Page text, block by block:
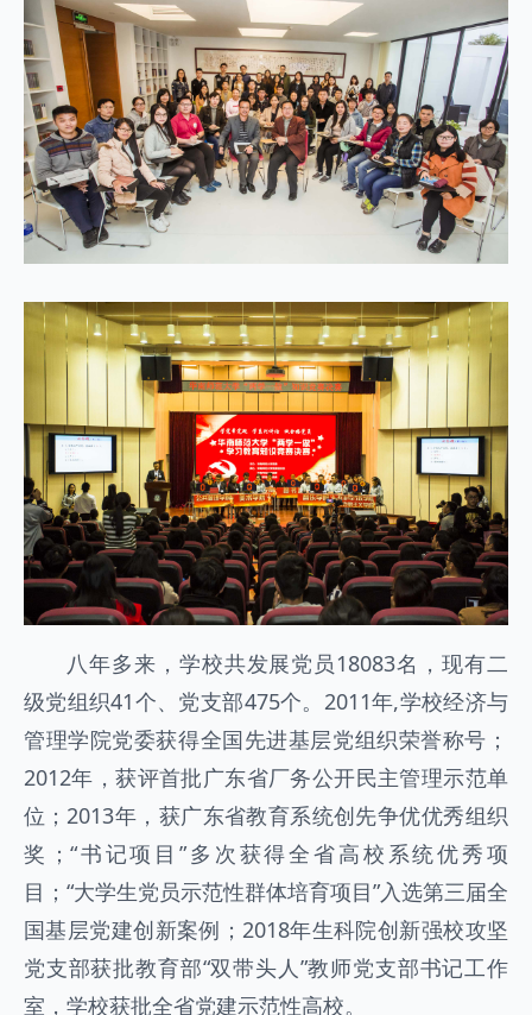
八年多来，学校共发展党员18083名，现有二
级党组织41个、党支部475个。2011年,学校经济与
管理学院党委获得全国先进基层党组织荣誉称号；
2012年，获评首批广东省厂务公开民主管理示范单
位；2013年，获广东省教育系统创先争优优秀组织
奖；“书记项目”多次获得全省高校系统优秀项
目；“大学生党员示范性群体培育项目”入选第三届全
国基层党建创新案例；2018年生科院创新强校攻坚
党支部获批教育部“双带头人”教师党支部书记工作
室，学校获批全省党建示范性高校。